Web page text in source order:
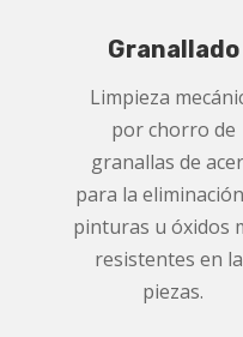
Granallado
Limpieza
por chorro de
granallas de
para la
pinturas u óxidos
resistentes en
piezas.